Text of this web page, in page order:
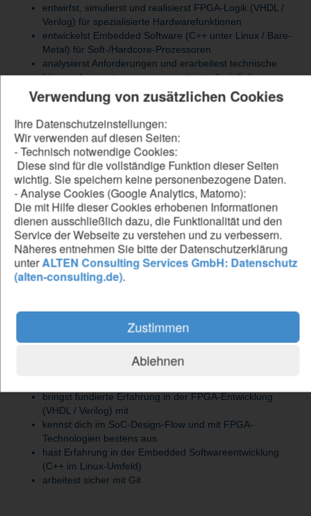
Verwendung von zusätzlichen Cookies
Ihre Datenschutzeinstellungen:
Wir verwenden auf diesen Seiten:
- Technisch notwendige Cookies:
Diese sind für die vollständige Funktion dieser Seiten
wichtig. Sie speichern keine personenbezogene Daten.
- Analyse Cookies (Google Analytics, Matomo):
Die mit Hilfe dieser Cookies erhobenen Informationen
dienen ausschließlich dazu, die Funktionalität und den
Service der Webseite zu verstehen und zu verbessern.
Näheres entnehmen Sie bitte der Datenschutzerklärung
unterALTEN Consulting Services GmbH: Datenschutz
(alten-consulting.de).
Zustimmen
Ablehnen
entwirfst, simulierst und realisierst FPGA-Logik (VHDL /
Verilog) für spezialisierte Hardwarefunktionen
entwickelst Embedded Software (C++ unter Linux / Bare-
Metal) für Soft-/Hardcore-Prozessoren
analysierst Anforderungen und erarbeitest technische
Lösungskonzepte gemeinsam mit interdisziplinären
validierst deine Entwicklungen durch Simulation und Tests
auf Hardware
integrierst FPGA-Komponenten in komplexe
Gesamtsysteme und arbeitest eng mit Hardware- und
Softwareteams zusammen
analysierst Legacy-Code und optimierst diesen durch
Refactoring und innovative Ansätze
treibst die Standardisierung und Wiederverwendbarkeit
von Software/Firmware aktiv voran
setzt moderne Tools und AI-basierte Methoden in der
Entwicklung ein
bringst neue Technologien, Trends und Ideen aktiv ins
Team ein
Be our forward thinker
hast ein abgeschlossenes Studium in Elektrotechnik,
bringst fundierte Erfahrung in der FPGA-Entwicklung
(VHDL / Verilog) mit
kennst dich im SoC-Design-Flow und mit FPGA-
Technologien bestens aus
hast Erfahrung in der Embedded Softwareentwicklung
(C++ im Linux-Umfeld)
arbeitest sicher mit Git